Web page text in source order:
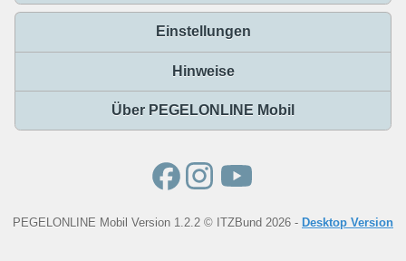
Einstellungen
Hinweise
Über PEGELONLINE Mobil
PEGELONLINE Mobil Version 1.2.2 © ITZBund 2026 - Desktop Version